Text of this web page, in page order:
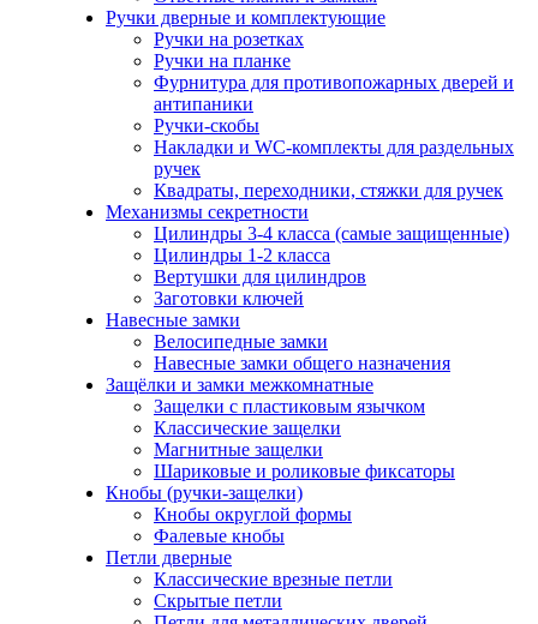
Ручки дверные и комплектующие
Ручки на розетках
Ручки на планке
Фурнитура для противопожарных дверей и
антипаники
Ручки-скобы
Накладки и WC-комплекты для раздельных
ручек
Квадраты, переходники, стяжки для ручек
Механизмы секретности
Цилиндры 3-4 класса (самые защищенные)
Цилиндры 1-2 класса
Вертушки для цилиндров
Заготовки ключей
Навесные замки
Велосипедные замки
Навесные замки общего назначения
Защёлки и замки межкомнатные
Защелки с пластиковым язычком
Классические защелки
Магнитные защелки
Шариковые и роликовые фиксаторы
Кнобы (ручки-защелки)
Кнобы округлой формы
Фалевые кнобы
Петли дверные
Классические врезные петли
Скрытые петли